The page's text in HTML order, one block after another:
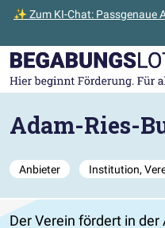
✨ Zum KI-Chat: Passgenaue
Zum Hauptinhalt der
Zur Startseite gehen
Adam-Ries-
Anbieter Institution,
Der Verein fördert in